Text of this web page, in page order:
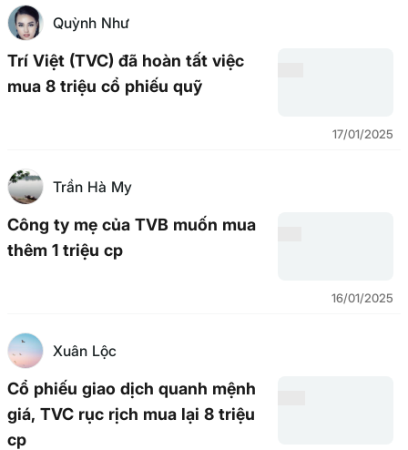
Quỳnh Như
Trí Việt (TVC) đã hoàn tất việc
mua 8 triệu cổ phiếu quỹ
17/01/2025
Trần Hà My
Công ty mẹ của TVB muốn mua
thêm 1 triệu cp
16/01/2025
Xuân Lộc
Cổ phiếu giao dịch quanh mệnh
giá, TVC rục rịch mua lại 8 triệu
cp